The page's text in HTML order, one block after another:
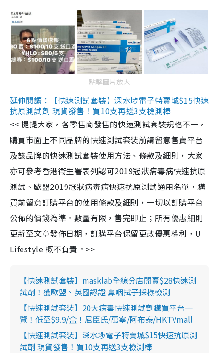
點擊圖片放大
延伸閱讀：【快速測試套裝】深水埗電子特賣城$15快速
抗原測試劑 現貨發售！買10支再送3支檢測棒
<< 提提大家，各零售商發售的快速測試套裝規格不一，
購買市面上不同品牌的快速測試套裝前請留意售賣平台
及該品牌的快速測試套裝使用方法、條款及細則，大家
亦可參考香港衞生署表列認可2019冠狀病毒病快速抗原
測試、歐盟2019冠狀病毒病快速抗原測試通用名單，購
買前留意訂購平台的使用條款及細則，一切以訂購平台
公佈的價錢為準。數量有限，售完即止；所有優惠細則
更新至文章發佈日期，訂購平台保留更改優惠權利，U
Lifestyle 概不負責。>>
【快速測試套裝】masklab全線分店開賣$28快速測
試劑！獲歐盟、英國認證 鼻咽拭子採樣檢測
【快速測試套裝】20大病毒快速測試劑購買平台一
覽！低至$9.9/盒！屈臣氏/萬寧/阿布泰/HKTVmall
【快速測試套裝】深水埗電子特賣城$15快速抗原測
試劑 現貨發售！買10支再送3支檢測棒